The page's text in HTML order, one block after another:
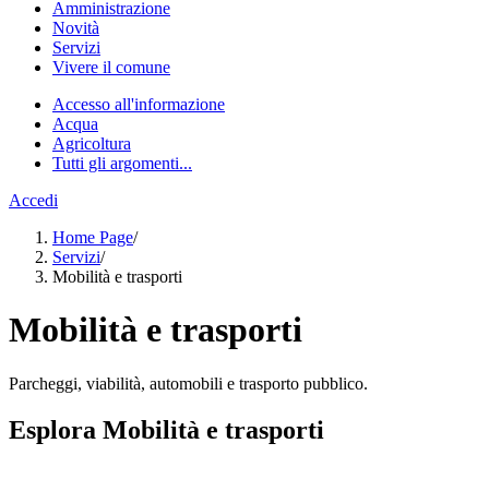
Amministrazione
Novità
Servizi
Vivere il comune
Accesso all'informazione
Acqua
Agricoltura
Tutti gli argomenti...
Accedi
Home Page/
Servizi/
Mobilità e trasporti
Mobilità e trasporti
Parcheggi, viabilità, automobili e trasporto pubblico.
Esplora Mobilità e trasporti